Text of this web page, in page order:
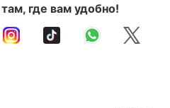
где вам удобно!